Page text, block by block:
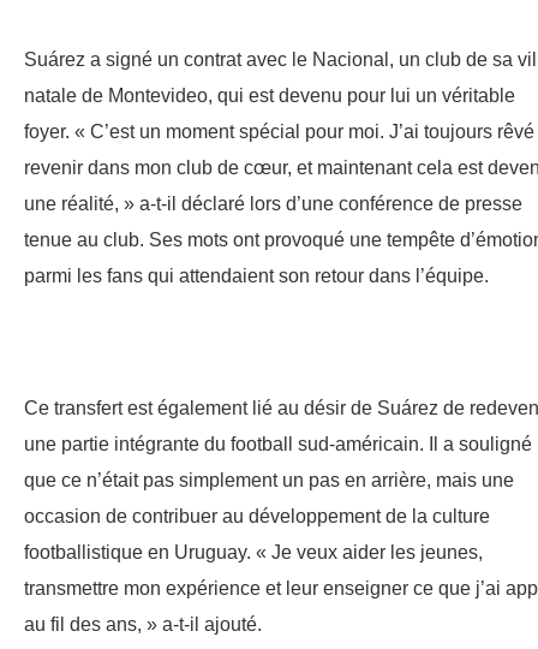
Suárez a signé un contrat avec le Nacional, un club de sa
natale de Montevideo, qui est devenu pour lui un véritable
foyer. « C’est un moment spécial pour moi. J’ai toujours
revenir dans mon club de cœur, et maintenant cela est
une réalité, » a-t-il déclaré lors d’une conférence de presse
tenue au club. Ses mots ont provoqué une tempête
parmi les fans qui attendaient son retour dans l’équipe.
Ce transfert est également lié au désir de Suárez de
une partie intégrante du football sud-américain. Il a souligné
que ce n’était pas simplement un pas en arrière, mais une
occasion de contribuer au développement de la culture
footballistique en Uruguay. « Je veux aider les jeunes,
transmettre mon expérience et leur enseigner ce que j’ai
au fil des ans, » a-t-il ajouté.